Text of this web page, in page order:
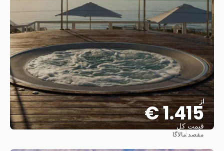
از
1.415 €
قیمت کل
مقصد:مالاگا